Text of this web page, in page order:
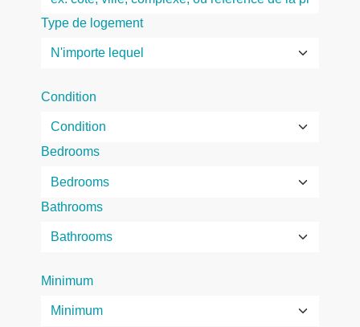
Type de logement
Condition
Bedrooms
Bathrooms
Minimum